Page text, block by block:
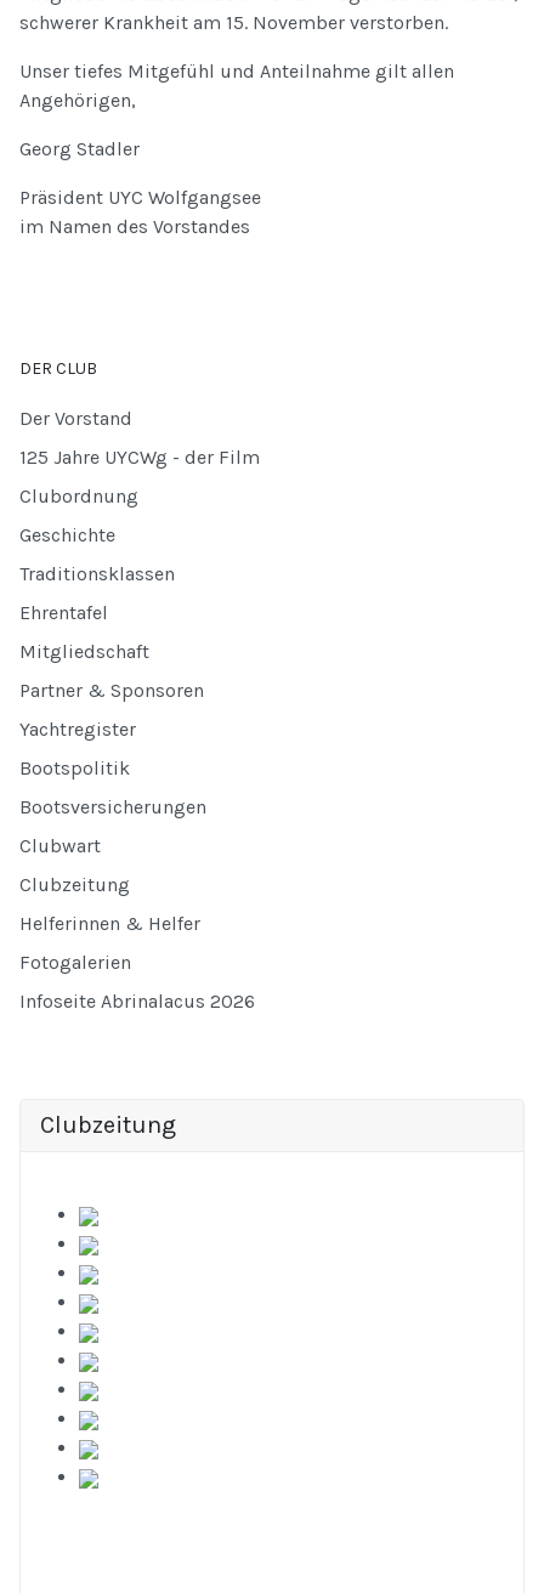
schwerer Krankheit am 15. November verstorben.
Unser tiefes Mitgefühl und Anteilnahme gilt allen
Angehörigen,
Georg Stadler
Präsident UYC Wolfgangsee
im Namen des Vorstandes
DER CLUB
Der Vorstand
125 Jahre UYCWg - der Film
Clubordnung
Geschichte
Traditionsklassen
Ehrentafel
Mitgliedschaft
Partner & Sponsoren
Yachtregister
Bootspolitik
Bootsversicherungen
Clubwart
Clubzeitung
Helferinnen & Helfer
Fotogalerien
Infoseite Abrinalacus 2026
Clubzeitung